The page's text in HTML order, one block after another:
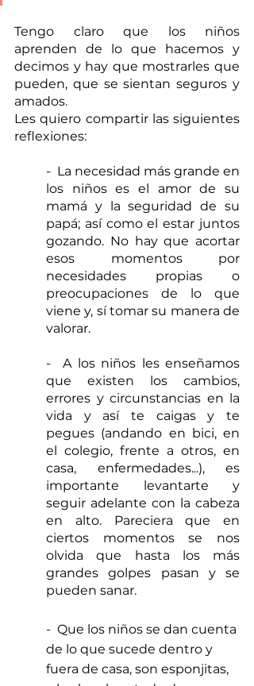
Tengo claro que los niños
aprenden de lo que hacemos y
decimos y hay que mostrarles que
pueden, que se sientan seguros y
amados.
Les quiero compartir las siguientes
reflexiones:
-  La necesidad más grande en
los niños es el amor de su
mamá y la seguridad de su
papá; así como el estar juntos
gozando. No hay que acortar
esos momentos por
necesidades propias o
preocupaciones de lo que
viene y, sí tomar su manera de
valorar.
-  A los niños les enseñamos
que existen los cambios,
errores y circunstancias en la
vida y así te caigas y te
pegues (andando en bici, en
el colegio, frente a otros, en
casa, enfermedades...), es
importante levantarte y
seguir adelante con la cabeza
en alto. Pareciera que en
ciertos momentos se nos
olvida que hasta los más
grandes golpes pasan y se
pueden sanar.
-  Que los niños se dan cuenta
de lo que sucede dentro y
fuera de casa, son esponjitas,